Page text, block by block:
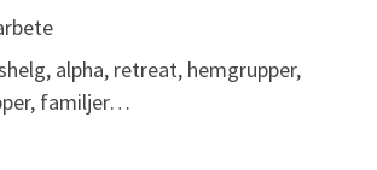
alpha, retreat, hemgrupper,
familjer…